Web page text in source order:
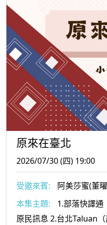
原來在臺北
2026/07/30 (四) 19:00
受邀來賓:
阿美莎蜜(董
本集主題:
1.部落快譯通
原民訊息 2.台北Taluan（部落經驗與文化）：原鄉百